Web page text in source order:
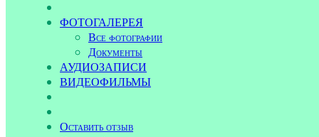
ФОТОГАЛЕРЕЯ
Все фотографии
Документы
АУДИОЗАПИСИ
ВИДЕОФИЛЬМЫ
Оставить отзыв